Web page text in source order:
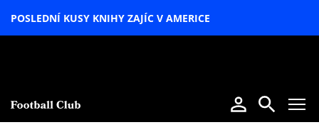
POSLEDNÍ KUSY KNIHY ZAJÍC V AMERICE